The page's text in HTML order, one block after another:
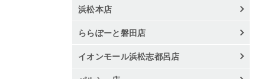
浜松本店
ららぽーと磐田店
イオンモール浜松志都呂店